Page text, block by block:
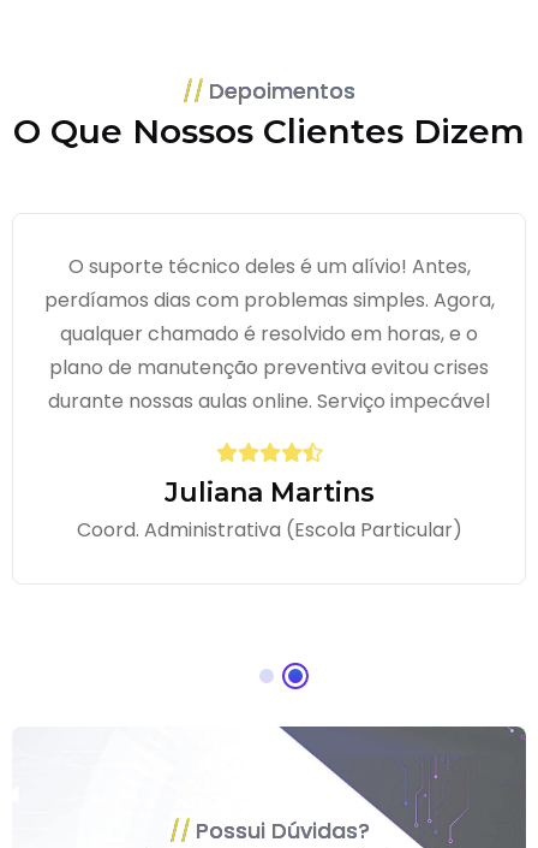
Depoimentos
O Que Nossos Clientes Dizem
O suporte técnico deles é um alívio! Antes,
perdíamos dias com problemas simples. Agora,
qualquer chamado é resolvido em horas, e o
plano de manutenção preventiva evitou crises
durante nossas aulas online. Serviço impecável
Juliana Martins
Coord. Administrativa (Escola Particular)
Possui Dúvidas?